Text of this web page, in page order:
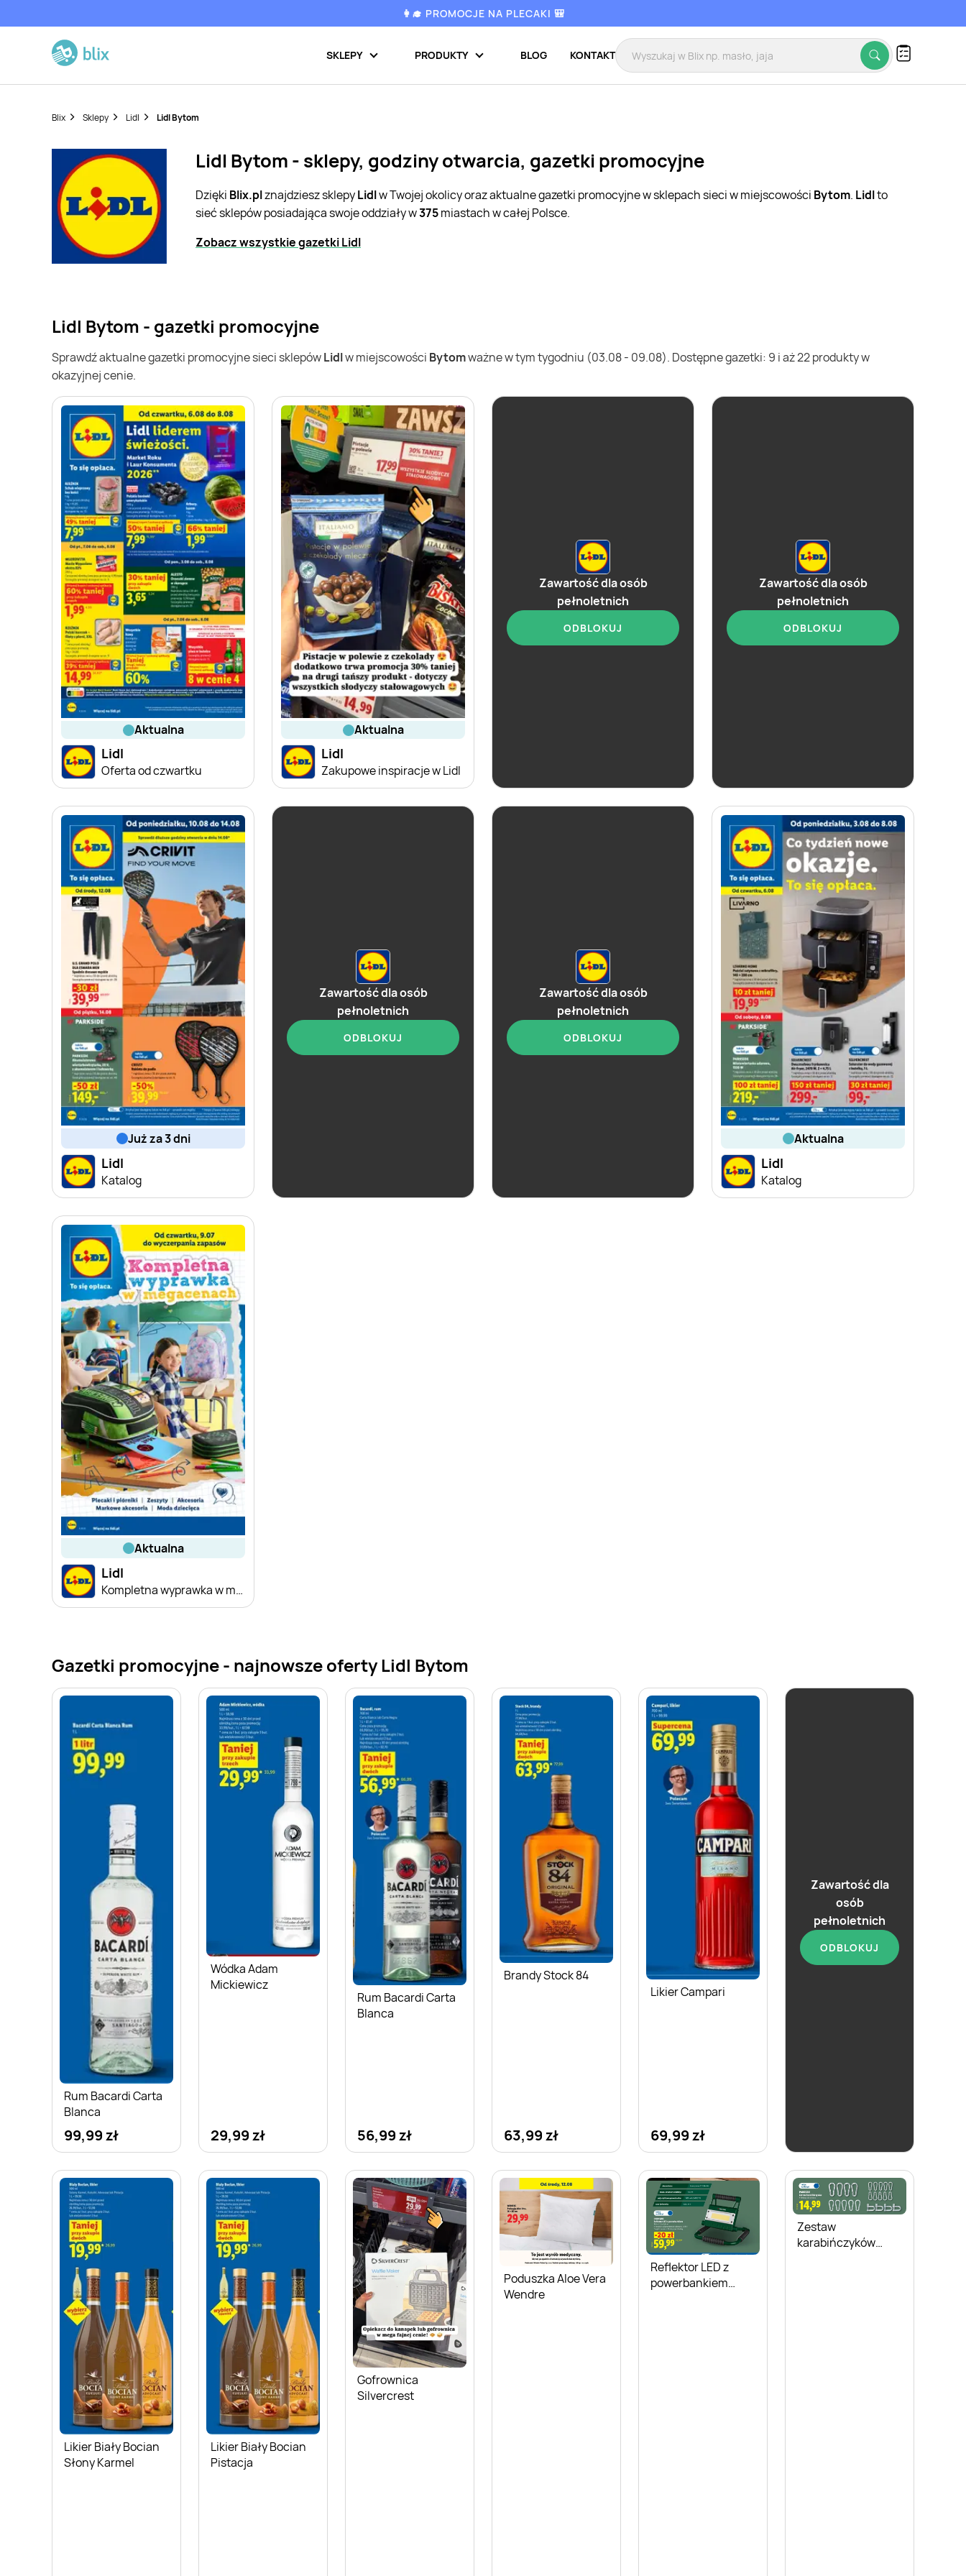
👩‍🎓 PROMOCJE NA PLECAKI 🎒
SKLEPY PRODUKTY BLOG KONTAKT
Blix Sklepy Lidl Lidl Bytom
Lidl Bytom - sklepy, godziny otwarcia, gazetki promocyjne
Dzięki Blix.plznajdziesz sklepyLidlw Twojej okolicy oraz aktualne gazetki promocyjne w sklepach sieci w miejscowości Bytom. Lidlto
sieć sklepów posiadająca swoje oddziały w375miastach w całej Polsce.
Zobacz wszystkie gazetki Lidl
Lidl Bytom - gazetki promocyjne
Sprawdź aktualne gazetki promocyjne sieci sklepówLidlw miejscowości Bytomważne w tym tygodniu (03.08 - 09.08). Dostępne gazetki: 9 i aż 22 produkty w
okazyjnej cenie.
aktualna
Lidl
Oferta od czwartku
aktualna
Lidl
Zakupowe inspiracje w Lidl
Zawartość dla osób
pełnoletnich
ODBLOKUJ
Zawartość dla osób
pełnoletnich
ODBLOKUJ
już za 3 dni
Lidl
Katalog
Zawartość dla osób
pełnoletnich
ODBLOKUJ
Zawartość dla osób
pełnoletnich
ODBLOKUJ
aktualna
Lidl
Katalog
aktualna
Lidl
Kompletna wyprawka w megacenach
Gazetki promocyjne - najnowsze oferty Lidl Bytom
Rum Bacardi Carta
Blanca
99,99 zł
Wódka Adam
Mickiewicz
29,99 zł
Rum Bacardi Carta
Blanca
56,99 zł
Brandy Stock 84
63,99 zł
Likier Campari
69,99 zł
Zawartość dla
osób
pełnoletnich
ODBLOKUJ
Likier Biały Bocian
Likier Biały Bocian
Słony Karmel
Likier Biały Bocian
Pistacja
Gofrownica
Silvercrest
Poduszka Aloe Vera
Wendre
Reflektor LED z
powerbankiem
Zestaw
karabińczyków